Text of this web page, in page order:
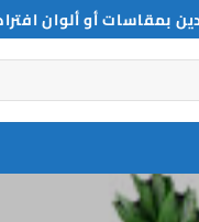
بمقاسات أو ألوان